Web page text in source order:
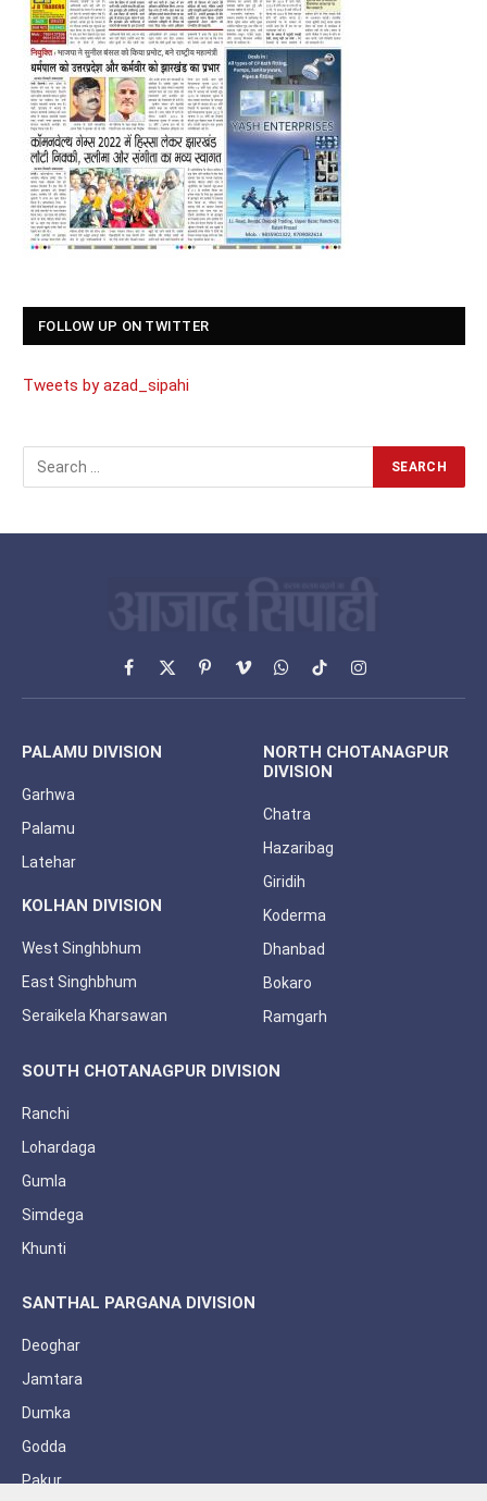
FOLLOW UP ON TWITTER
Tweets by azad_sipahi
Facebook
X
(Twitter)
PinterestVimeoWhatsApp
TikTokInstagram
PALAMU DIVISION
Garhwa
Palamu
Latehar
KOLHAN DIVISION
West Singhbhum
East Singhbhum
Seraikela Kharsawan
NORTH CHOTANAGPUR
DIVISION
Chatra
Hazaribag
Giridih
Koderma
Dhanbad
Bokaro
Ramgarh
SOUTH CHOTANAGPUR DIVISION
Ranchi
Lohardaga
Gumla
Simdega
Khunti
SANTHAL PARGANA DIVISION
Deoghar
Jamtara
Dumka
Godda
Pakur